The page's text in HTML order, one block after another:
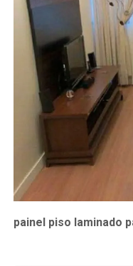
painel piso laminado